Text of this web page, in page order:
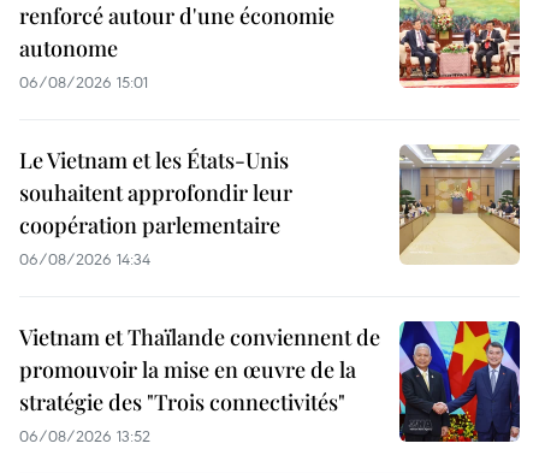
renforcé autour d'une économie
autonome
06/08/2026 15:01
Le Vietnam et les États-Unis
souhaitent approfondir leur
coopération parlementaire
06/08/2026 14:34
Vietnam et Thaïlande conviennent de
promouvoir la mise en œuvre de la
stratégie des "Trois connectivités"
06/08/2026 13:52